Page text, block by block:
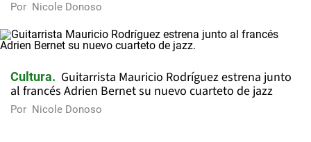
Por Nicole Donoso
Cultura
Guitarrista Mauricio Rodríguez estrena junto
al francés Adrien Bernet su nuevo cuarteto de jazz
Por Nicole Donoso